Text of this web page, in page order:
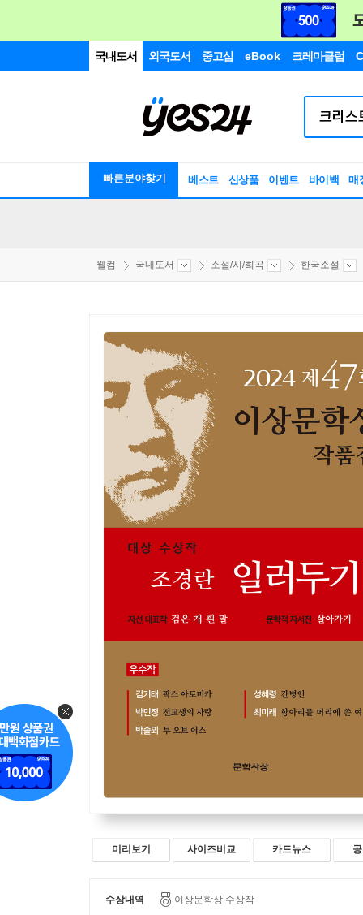
국내도서 외국도서 중고샵 eBook 크레마클럽
빠른분야찾기 베스트 신상품 이벤트 바이백 매
웰컴 국내도서 소설/시/희곡 한국소설
미리보기 사이즈비교 카드뉴스
수상내역 이상문학상 수상작